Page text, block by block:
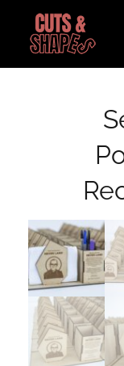
content